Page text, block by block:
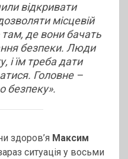
відкривати
місцевій
там, де вони бачать
безпеки. Люди
і їм треба дати
Головне –
безпеку».
здоров’я Максим
ситуація у восьми